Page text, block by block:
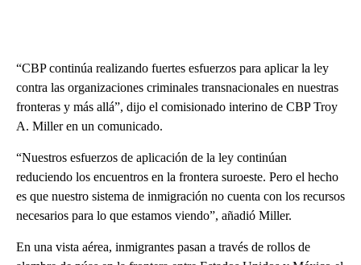
“CBP continúa realizando fuertes esfuerzos para aplicar la ley
contra las organizaciones criminales transnacionales en nuestras
fronteras y más allá”, dijo el comisionado interino de CBP Troy
A. Miller en un comunicado.
“Nuestros esfuerzos de aplicación de la ley continúan
reduciendo los encuentros en la frontera suroeste. Pero el hecho
es que nuestro sistema de inmigración no cuenta con los recursos
necesarios para lo que estamos viendo”, añadió Miller.
En una vista aérea, inmigrantes pasan a través de rollos de